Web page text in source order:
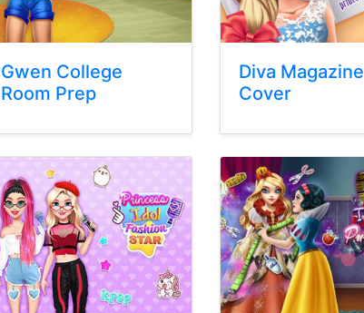
Gwen College
Room Prep
Diva Magazine
Cover